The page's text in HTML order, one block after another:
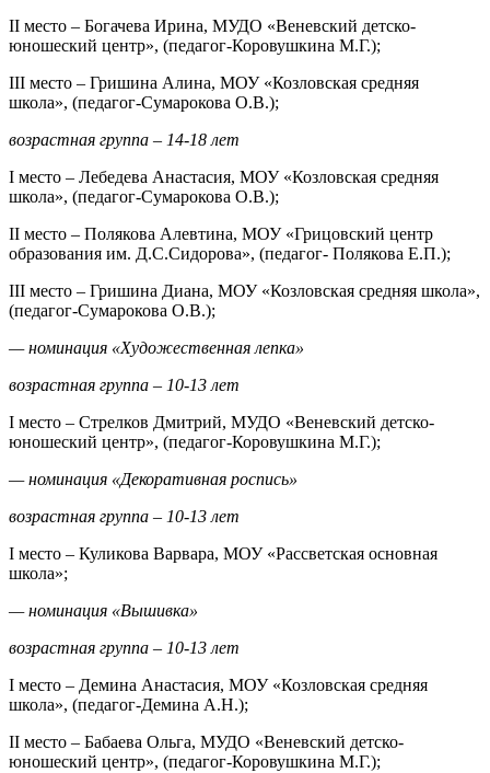
II место – Богачева Ирина, МУДО «Веневский детско-
юношеский центр», (педагог-Коровушкина М.Г.);
III место – Гришина Алина, МОУ «Козловская средняя
школа», (педагог-Сумарокова О.В.);
возрастная группа – 14-18 лет
I место – Лебедева Анастасия, МОУ «Козловская средняя
школа», (педагог-Сумарокова О.В.);
II место – Полякова Алевтина, МОУ «Грицовский центр
образования им. Д.С.Сидорова», (педагог- Полякова Е.П.);
III место – Гришина Диана, МОУ «Козловская средняя школа»,
(педагог-Сумарокова О.В.);
— номинация «Художественная лепка»
возрастная группа – 10-13 лет
I место – Стрелков Дмитрий, МУДО «Веневский детско-
юношеский центр», (педагог-Коровушкина М.Г.);
— номинация «Декоративная роспись»
возрастная группа – 10-13 лет
I место – Куликова Варвара, МОУ «Рассветская основная
школа»;
— номинация «Вышивка»
возрастная группа – 10-13 лет
I место – Демина Анастасия, МОУ «Козловская средняя
школа», (педагог-Демина А.Н.);
II место – Бабаева Ольга, МУДО «Веневский детско-
юношеский центр», (педагог-Коровушкина М.Г.);